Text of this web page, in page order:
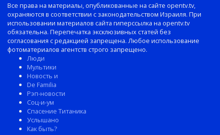
Все права на материалы, опубликованные на сайте opentv.tv,
охраняются в соответствии с законодательством Израиля. При
использовании материалов сайта гиперссылка на opentv.tv
обязательна. Перепечатка эксклюзивных статей без
согласования с редакцией запрещена. Любое использование
фотоматериалов агентств строго запрещено.
Люди
Мультики
Новость и
De Familia
Рэп-новости
Соц-и-ум
Спасение Титаника
Услышано
Как быть?